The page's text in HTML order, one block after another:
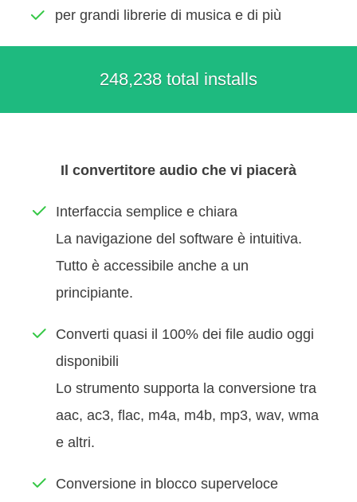
per grandi librerie di musica e di più
248,238 total installs
Il convertitore audio che vi piacerà
Interfaccia semplice e chiara
La navigazione del software è intuitiva.
Tutto è accessibile anche a un
principiante.
Converti quasi il 100% dei file audio oggi
disponibili
Lo strumento supporta la conversione tra
aac, ac3, flac, m4a, m4b, mp3, wav, wma
e altri.
Conversione in blocco superveloce